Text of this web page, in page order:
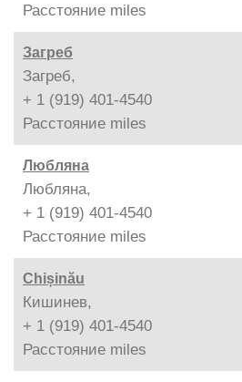
Расстояние miles
Загреб
Загреб,
+ 1 (919) 401-4540
Расстояние miles
Любляна
Любляна,
+ 1 (919) 401-4540
Расстояние miles
Chișinău
Кишинев,
+ 1 (919) 401-4540
Расстояние miles